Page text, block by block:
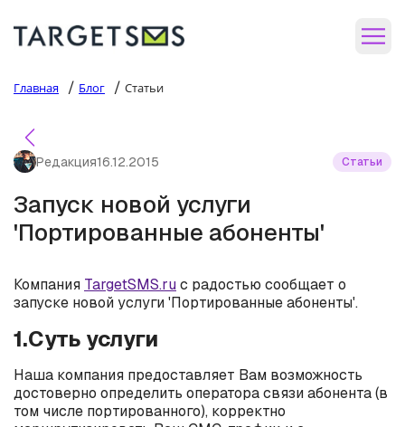
Главная / Блог / Статьи
Редакция16.12.2015 Статьи
Запуск новой услуги
'Портированные абоненты'
Компания TargetSMS.ruс радостью сообщает о
запуске новой услуги 'Портированные абоненты'.
1.Суть услуги
Наша компания предоставляет Вам возможность
достоверно определить оператора связи абонента (в
том числе портированного), корректно